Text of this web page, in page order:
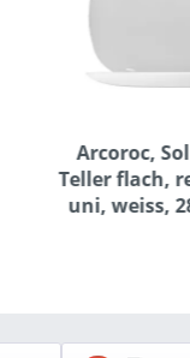
Arcoroc,
Teller flach,
uni, weiss,